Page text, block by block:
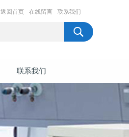
返回首页 在线留言 联系我们
联系我们